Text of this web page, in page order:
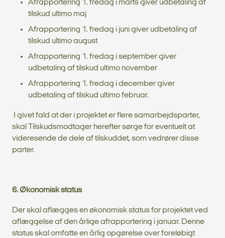
Afrapportering 1. fredag i marts giver udbetaling af
tilskud ultimo maj
Afrapportering 1. fredag i juni giver udbetaling af
tilskud ultimo august
Afrapportering 1. fredag i september giver
udbetaling af tilskud ultimo november
Afrapportering 1. fredag i december giver
udbetaling af tilskud ultimo februar.
I givet fald at der i projektet er flere samarbejdsparter,
skal Tilskudsmodtager herefter sørge for eventuelt at
videresende de dele af tilskuddet, som vedrører disse
parter.
6. Økonomisk status
Der skal aflægges en økonomisk status for projektet ved
aflæggelse af den årlige afrapportering i januar. Denne
status skal omfatte en årlig opgørelse over foreløbigt